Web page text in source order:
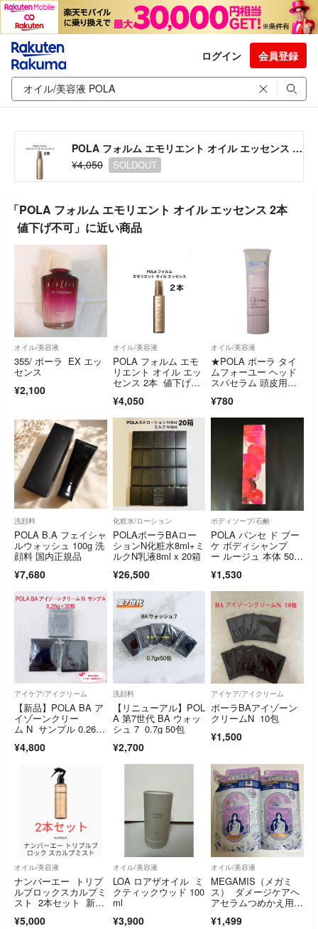
ログイン 会員登録
POLA フォルム エモリエント オイル エッセンス 2本 値下げ不可
¥4,050
SOLDOUT
「POLA フォルム エモリエント オイル エッセンス 2本
値下げ不可」に近い商品
オイル/美容液
355/ ポーラ EX エッ
センス
¥2,100
オイル/美容液
POLA フォルム エモ
リエント オイル エッ
センス 2本 値下げ不
¥4,050
オイル/美容液
★POLA ポーラ タイ
ムフォーユー ヘッド
スパセラム 頭皮用美
¥780
洗顔料
POLA B.A フェイシャ
ルウォッシュ 100g 洗
顔料 国内正規品
¥7,680
化粧水/ローション
POLAポーラBAロー
ションN化粧水8ml+ミ
ルクN乳液8ml x 20箱
¥26,500
ボディソープ/石鹸
POLA パンセ ド ブー
ケ ボディシャンプ
ー ルージュ 本体 500
¥1,530
アイケア/アイクリーム
【新品】POLA BA ア
イゾーンクリー
ム N サンプル 0.26g×
¥4,800
洗顔料
【リニューアル】POL
A 第7世代 BA ウォッ
シュ 7 0.7g 50包
¥2,700
アイケア/アイクリーム
ポーラBAアイゾーン
クリームN 10包
¥1,500
オイル/美容液
ナンバーエー トリプ
ルブロックスカルプミ
スト 2本セット 新品
¥5,000
オイル/美容液
LOA ロアザオイル ミ
クティックウッド 100
ml
¥3,900
オイル/美容液
MEGAMIS（メガミ
ス） ダメージケアヘ
アセラムつめかえ用×
¥1,499